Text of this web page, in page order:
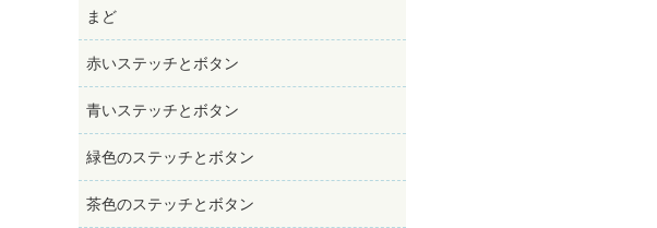
まど
赤いステッチとボタン
青いステッチとボタン
緑色のステッチとボタン
茶色のステッチとボタン